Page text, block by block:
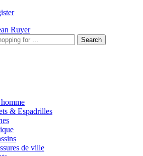
Search
& Espadrilles
de ville